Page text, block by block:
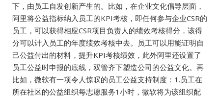
下，由员工自发创新产生的。比如，在企业文化倡导层面，
阿里将公益指标纳入员工的KPI考核，即任何参与企业CSR的
员工，可以获得相应CSR项目负责人的绩效考核得分，该得
分可以计入员工的年度绩效考核中去。员工可以用能证明自
己公益付出的材料，提升KPI考核绩效，此外阿里还设置了
员工公益时申报的底线，双管齐下塑造公司的公益文化。再
比如，微软有一项令人惊叹的员工公益支持制度：1.员工在
所在社区的公益组织每志愿服务1小时，微软将为该组织配